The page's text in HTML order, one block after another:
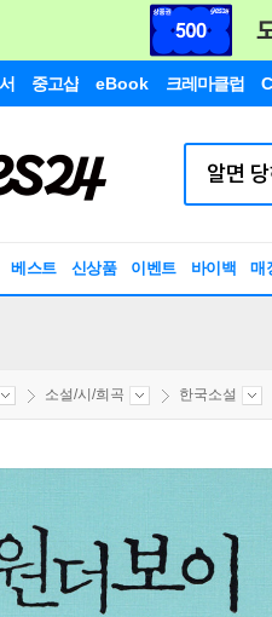
중고샵 eBook 크레마클럽
베스트 신상품 이벤트 바이백 매
소설/시/희곡 한국소설